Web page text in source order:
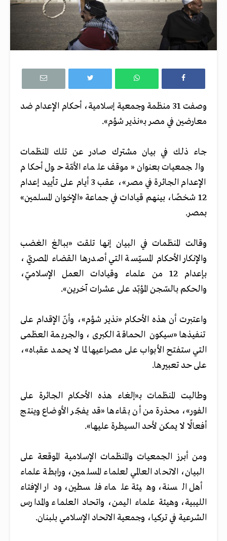
وصفت 31 منظمة وجمعية إسلامية، أحكام الإعدام ضد
معارضين في مصر بـ«نذير شؤم».
جاء ذلك في بيان مشترك صادر عن تلك المنظمات
والجمعيات بعنوان «موقف علماء الأمّة حول أحكام
الإعدام الجائرة في مصر»، عقب 3 أيام على تأييد إعدام
12 شخصًا، بينهم قيادات في جماعة «الإخوان المسلمين»
بمصر.
وقالت المنظمات في البيان إنها تلقت «ببالغ الغضب
والإنكار الأحكام المسيّسة التي أصدرها القضاء المصريّ،
بإعدام 12 من علماء وقيادات العمل الإسلاميّ،
والحكم بالسّجن المؤبّد على عشرات آخرين».
واعتبرت أن هذه الأحكام «نذير شؤم»، وأنّ الإقدام على
تنفيذها «سيكون الحماقة الكبرى، والجريمة العظمى
التي ستفتح الأبواب على مصراعيها لما لا يحمد عقباه»،
على حد تعبيرها.
وطالبت المنظمات بـ«إلغاء هذه الأحكام الجائرة على
الفور»، محذرة من أن بقاءها «قد يفجّر الأوضاع وينتج
أفعالًا لا يمكن لأحد السيطرة عليها».
ومن أبرز الجمعيات والمنظمات الإسلامية الموقعة على
البيان، الاتحاد العالمي لعلماء المسلمين، ورابطة علماء
أهل السنة، وهيئة علماء فلسطين، ودار الإفتاء
الليبية، وهيئة علماء اليمن، واتحاد العلماء والمدارس
الشرعية في تركيا، وجمعية الاتحاد الإسلامي بلبنان.